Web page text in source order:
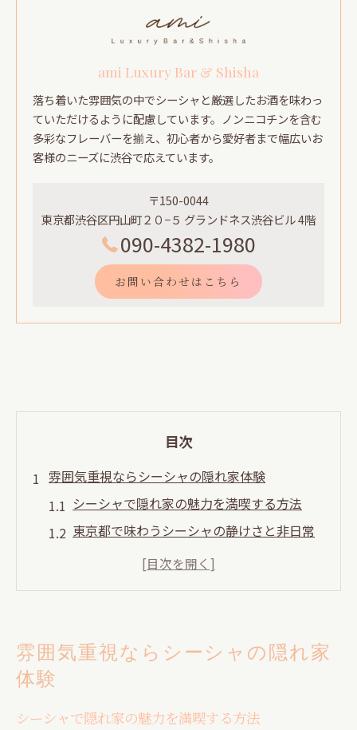
ami Luxury Bar & Shisha
落ち着いた雰囲気の中でシーシャと厳選したお酒を味わっ
ていただけるように配慮しています。ノンニコチンを含む
多彩なフレーバーを揃え、初心者から愛好者まで幅広いお
客様のニーズに渋谷で応えています。
〒150-0044
東京都渋谷区円山町２０−５ グランドネス渋谷ビル 4階
090-4382-1980
お問い合わせはこちら
目次
雰囲気重視ならシーシャの隠れ家体験
シーシャで隠れ家の魅力を満喫する方法
東京都で味わうシーシャの静けさと非日常
打ち上げに最適なシーシャ空間の選び方
打ち上げにぴったりな癒やしシーシャ空間
シーシャで友人と過ごす打ち上げの魅力
雰囲気重視ならシーシャの隠れ家
体験
シーシャで隠れ家の魅力を満喫する方法